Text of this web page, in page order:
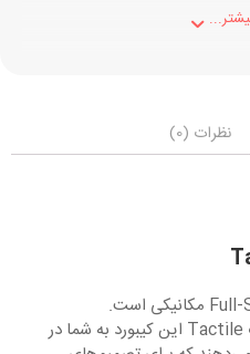
نظرات (0)
کیبورد G413 SE یک کیبورد Full-Size مکانیکی است.
سوئیچ‌های مکانیکال رده گیمینگ Tactile این کیبورد به شما در